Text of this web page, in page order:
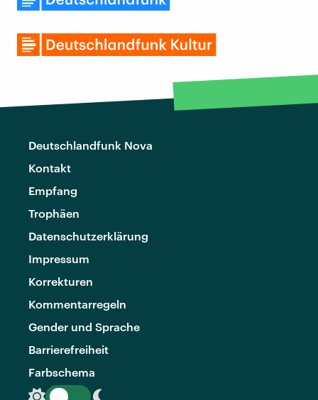
Deutschlandfunk Nova
Kontakt
Empfang
Trophäen
Datenschutzerklärung
Impressum
Korrekturen
Kommentarregeln
Gender und Sprache
Barrierefreiheit
Farbschema